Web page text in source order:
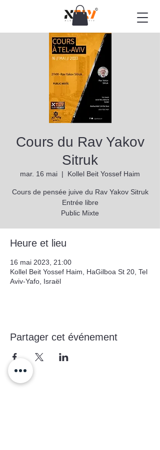
Cours du Rav Yakov
Sitruk
mar. 16 mai
  |
Kollel Beit Yossef Haim
Cours de pensée juive du Rav Yakov Sitruk
Entrée libre
Public Mixte
Heure et lieu
16 mai 2023, 21:00
Kollel Beit Yossef Haim, HaGilboa St 20, Tel
Aviv-Yafo, Israël
Partager cet événement